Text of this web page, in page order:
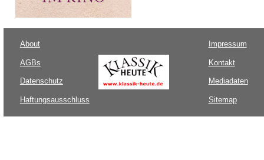
About
AGBs
Datenschutz
Haftungsausschluss
Impressum
Kontakt
Mediadaten
Sitemap